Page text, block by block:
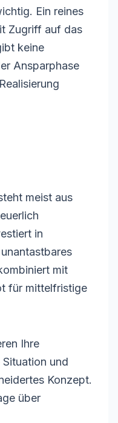
Ein reines
Zugriff auf das
keine
Ansparphase
meist aus
in
mit
für mittelfristige
Ihre
und
Konzept.
über